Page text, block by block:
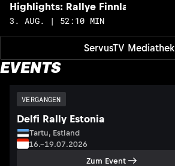
ServusTV Mediathek
Highlights: Rallye Finnland
3. AUG. | 52:10 MIN
EVENTS
VERGANGEN
Delfi Rally Estonia
Tartu, Estland
16.–19.07.2026
Zum Event